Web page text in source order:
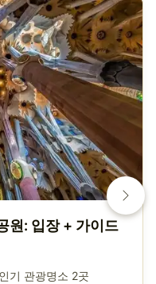
원: 입장 + 가이드
기 관광명소 2곳